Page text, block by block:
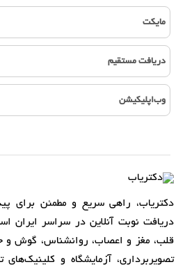
مایکت
دریافت مستقیم
وب‌اپلیکیشن
دکتریاب، راهی سریع و مطمئن برای
دریافت نوبت آنلاین در سراسر ایران
قلب، مغز و اعصاب، روانشناس، گوش و
تصویربرداری، آزمایشگاه و